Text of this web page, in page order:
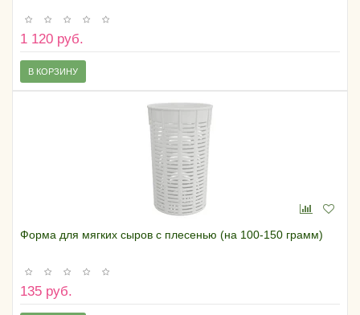
1 120 руб.
В КОРЗИНУ
Форма для мягких сыров с плесенью (на 100-150 грамм)
135 руб.